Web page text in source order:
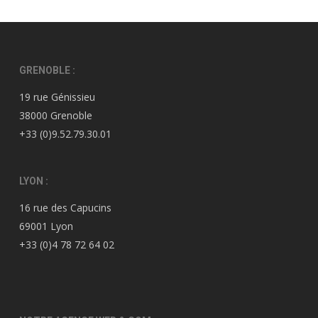
GRENOBLE :
19 rue Génissieu
38000 Grenoble
+33 (0)9.52.79.30.01
LYON :
16 rue des Capucins
69001 Lyon
+33 (0)4 78 72 64 02